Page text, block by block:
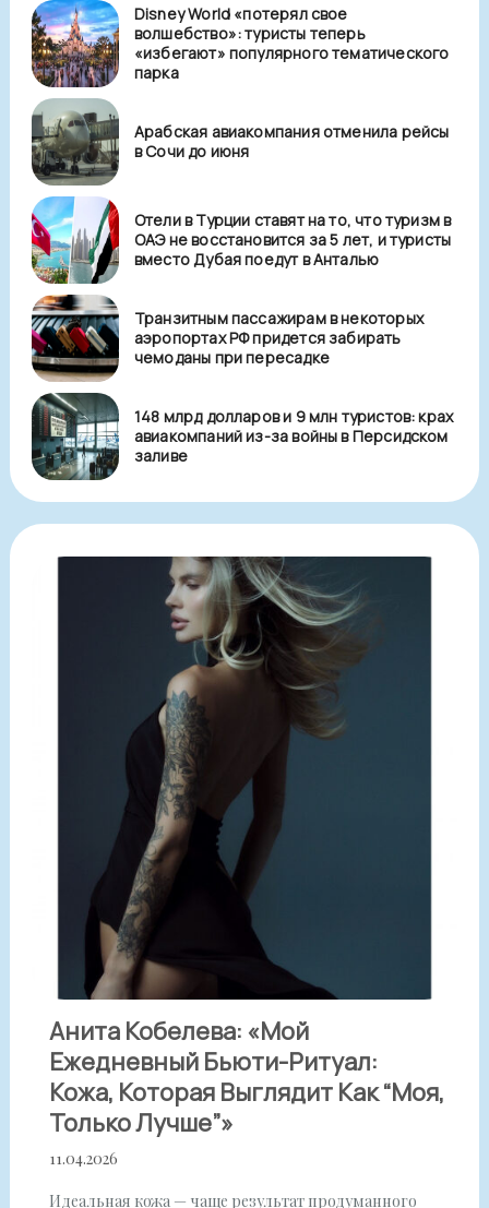
Disney World «потерял свое
волшебство»: туристы теперь
«избегают» популярного тематического
парка
Арабская авиакомпания отменила рейсы
в Сочи до июня
Отели в Турции ставят на то, что туризм в
ОАЭ не восстановится за 5 лет, и туристы
вместо Дубая поедут в Анталью
Транзитным пассажирам в некоторых
аэропортах РФ придется забирать
чемоданы при пересадке
148 млрд долларов и 9 млн туристов: крах
авиакомпаний из-за войны в Персидском
заливе
Анита Кобелева: «Мой
Ежедневный Бьюти-Ритуал:
Кожа, Которая Выглядит Как “моя,
Только Лучше”»
11.04.2026
Идеальная кожа — чаще результат продуманного